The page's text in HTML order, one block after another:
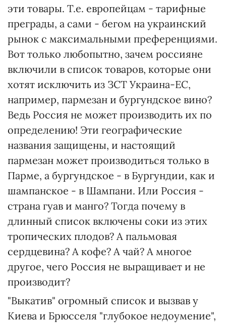
эти товары. Т.е. европейцам - тарифные
преграды, а сами - бегом на украинский
рынок с максимальными преференциями.
Вот только любопытно, зачем россияне
включили в список товаров, которые они
хотят исключить из ЗСТ Украина-ЕС,
например, пармезан и бургундское вино?
Ведь Россия не может производить их по
определению! Эти географические
названия защищены, и настоящий
пармезан может производиться только в
Парме, а бургундское - в Бургундии, как и
шампанское - в Шампани. Или Россия -
страна гуав и манго? Тогда почему в
длинный список включены соки из этих
тропических плодов? А пальмовая
сердцевина? А кофе? А чай? А многое
другое, чего Россия не выращивает и не
производит?
"Выкатив" огромный список и вызвав у
Киева и Брюсселя "глубокое недоумение",